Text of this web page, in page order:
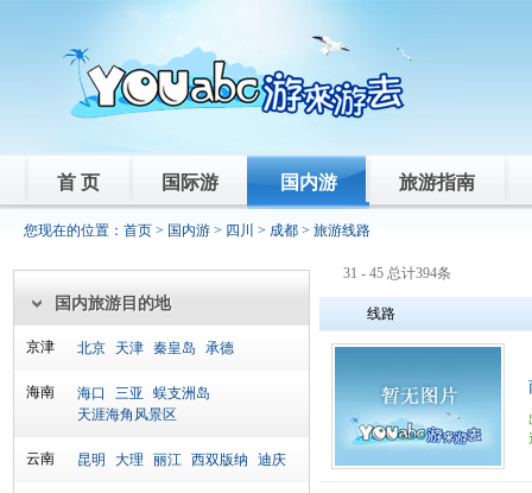
首 页 国际游 国内游 旅游指南
您现在的位置： 首页 > 国内游 > 四川 > 成都 > 旅游线路
国内旅游目的地
京津 北京 天津 秦皇岛 承德
海南 海口 三亚
蜈支洲岛
天涯海角风景区
云南 昆明 大理 丽江 西双版纳 迪庆
31 - 45 总计394条
线路